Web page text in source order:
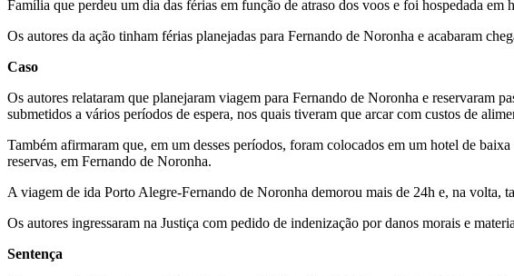
Família que perdeu um dia das férias em função de atraso dos voos e foi hospedada
Os autores da ação tinham férias planejadas para Fernando de Noronha e acabaram
Caso
Os autores relataram que planejaram viagem para Fernando de Noronha e reservaram
submetidos a vários períodos de espera, nos quais tiveram que arcar com custos de
Também afirmaram que, em um desses períodos, foram colocados em um hotel de
reservas, em Fernando de Noronha.
A viagem de ida Porto Alegre-Fernando de Noronha demorou mais de 24h e, na volta,
Os autores ingressaram na Justiça com pedido de indenização por danos morais e
Sentença